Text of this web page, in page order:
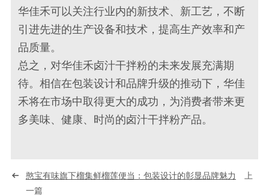
华佳禾可以关注行业内的新技术、新工艺，不断
引进先进的生产设备和技术，提高生产效率和产
品质量。
总之，对华佳禾卤汁干拌粉的未来发展充满期
待。相信在包装设计和品牌升级的推动下，华佳
禾将在市场中取得更大的成功，为消费者带来更
多美味、健康、时尚的卤汁干拌粉产品。
憨宝有味旗下榴集鲜榴莲便当：包装设计的彰显品牌魅力
上
一篇